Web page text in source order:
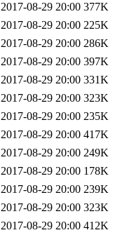
2017-08-29 20:00 377K
2017-08-29 20:00 225K
2017-08-29 20:00 286K
2017-08-29 20:00 397K
2017-08-29 20:00 331K
2017-08-29 20:00 323K
2017-08-29 20:00 235K
2017-08-29 20:00 417K
2017-08-29 20:00 249K
2017-08-29 20:00 178K
2017-08-29 20:00 239K
2017-08-29 20:00 323K
2017-08-29 20:00 412K